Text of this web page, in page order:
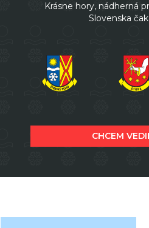
Krásne hory, nádherná
Slovenska
CHCEM